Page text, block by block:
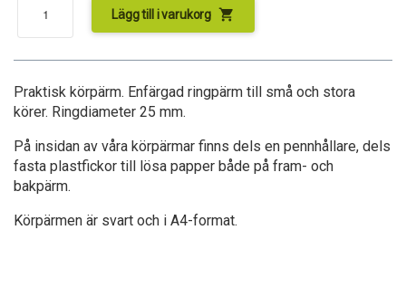
Lägg till i varukorg shopping_cart
Praktisk körpärm. Enfärgad ringpärm till små och stora
körer. Ringdiameter 25 mm.
På insidan av våra körpärmar finns dels en pennhållare, dels
fasta plastfickor till lösa papper både på fram- och
bakpärm.
Körpärmen är svart och i A4-format.